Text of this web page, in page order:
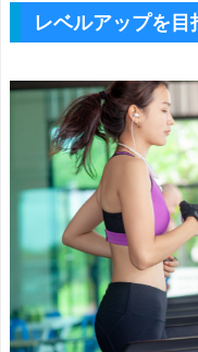
レベルアップを目